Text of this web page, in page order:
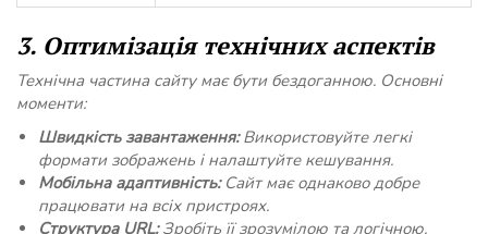
3. Оптимізація технічних аспектів
Технічна частина сайту має бути бездоганною. Основні
моменти:
Швидкість завантаження:Використовуйте легкі
формати зображень і налаштуйте кешування.
Мобільна адаптивність:Сайт має однаково добре
працювати на всіх пристроях.
Структура URL:Зробіть її зрозумілою та логічною.